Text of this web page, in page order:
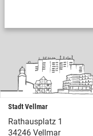
Stadt Vellmar
Rathausplatz 1
34246 Vellmar